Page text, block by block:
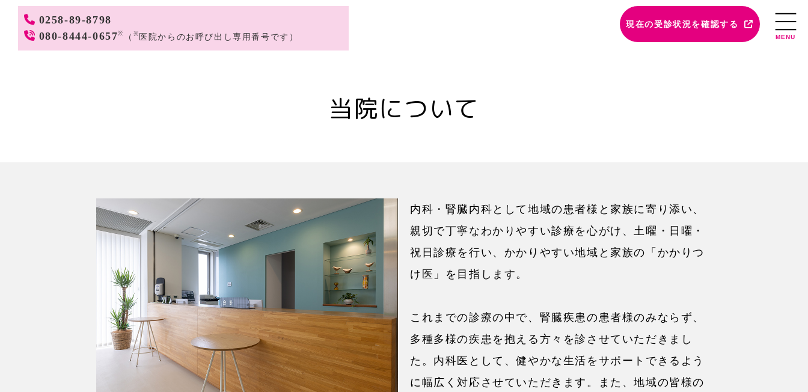
0258-89-8798
080-8444-0657※ （ ※ 医院からのお呼び出し専用番号です）
現在の受診状況を確認する
MENU
当院について
内科・腎臓内科として地域の患者様と家族に寄り添い、
親切で丁寧なわかりやすい診療を心がけ、土曜・日曜・
祝日診療を行い、かかりやすい地域と家族の「かかりつ
け医」を目指します。
これまでの診療の中で、腎臓疾患の患者様のみならず、
多種多様の疾患を抱える方々を診させていただきまし
た。内科医として、健やかな生活をサポートできるよう
に幅広く対応させていただきます。また、地域の皆様の